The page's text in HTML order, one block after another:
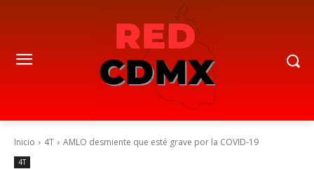
Inicio 4T AMLO desmiente que esté grave por la COVID-19
4T